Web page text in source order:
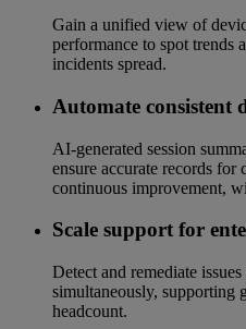
Gain a unified view of
performance to spot trends
incidents spread.
Automate consistent
AI‑generated session
ensure accurate records for
continuous improvement,
Scale support for
Detect and remediate
simultaneously, supporting
headcount.